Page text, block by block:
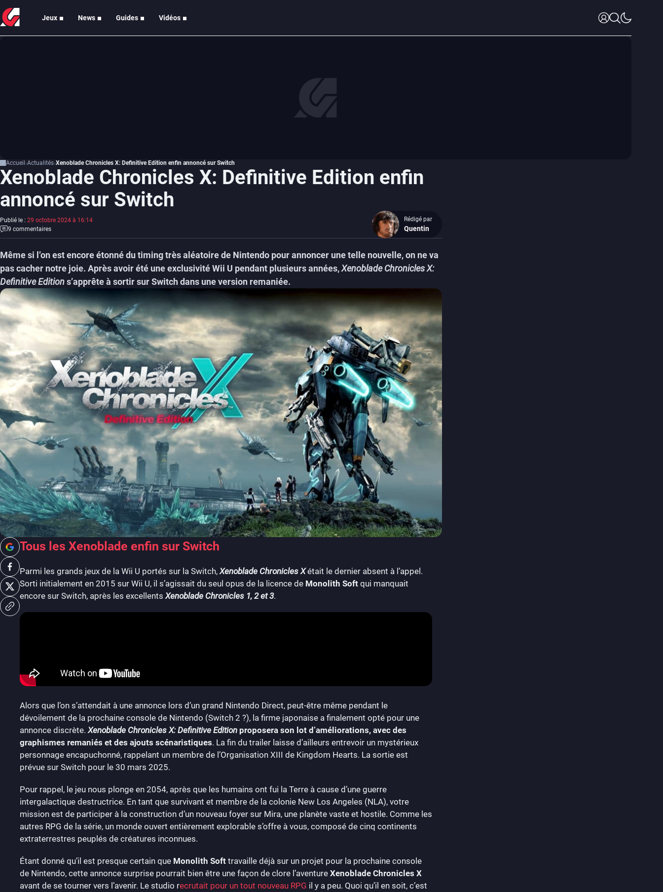
Jeux News Guides Vidéos
Accueil Actualités Xenoblade Chronicles X: Definitive Edition enfin annoncé sur Switch
Xenoblade Chronicles X: Definitive Edition enfin
annoncé sur Switch
Publié le : 29 octobre 2024 à 16:14
9 commentaires
Rédigé par
Quentin
Même si l’on est encore étonné du timing très aléatoire de Nintendo pour annoncer une telle nouvelle, on ne va
pas cacher notre joie. Après avoir été une exclusivité Wii U pendant plusieurs années,Xenoblade Chronicles X:
Definitive Editions’apprête à sortir sur Switch dans une version remaniée.
Tous les Xenoblade enfin sur Switch
Parmi les grands jeux de la Wii U portés sur la Switch, Xenoblade Chronicles Xétait le dernier absent à l’appel.
Sorti initialement en 2015 sur Wii U, il s’agissait du seul opus de la licence de Monolith Soft qui manquait
encore sur Switch, après les excellents Xenoblade Chronicles 1, 2 et 3.
Alors que l’on s’attendait à une annonce lors d’un grand Nintendo Direct, peut-être même pendant le
dévoilement de la prochaine console de Nintendo (Switch 2 ?), la firme japonaise a finalement opté pour une
annonce discrète. Xenoblade Chronicles X: Definitive Edition proposera son lot d’améliorations, avec des
graphismes remaniés et des ajouts scénaristiques. La fin du trailer laisse d’ailleurs entrevoir un mystérieux
personnage encapuchonné, rappelant un membre de l’Organisation XIII de Kingdom Hearts. La sortie est
prévue sur Switch pour le 30 mars 2025.
Pour rappel, le jeu nous plonge en 2054, après que les humains ont fui la Terre à cause d’une guerre
intergalactique destructrice. En tant que survivant et membre de la colonie New Los Angeles (NLA), votre
mission est de participer à la construction d’un nouveau foyer sur Mira, une planète vaste et hostile. Comme les
autres RPG de la série, un monde ouvert entièrement explorable s’offre à vous, composé de cinq continents
extraterrestres peuplés de créatures inconnues.
Étant donné qu’il est presque certain que Monolith Soft travaille déjà sur un projet pour la prochaine console
de Nintendo, cette annonce surprise pourrait bien être une façon de clore l’aventure Xenoblade Chronicles X
avant de se tourner vers l’avenir. Le studio recrutait pour un tout nouveau RPG il y a peu. Quoi qu’il en soit, c’est